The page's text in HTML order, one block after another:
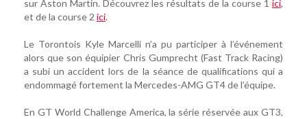
sur Aston Martin. Découvrez les résultats de la course 1 ici,
et de la course 2 ici.
Le Torontois Kyle Marcelli n’a pu participer à l’événement
alors que son équipier Chris Gumprecht (Fast Track Racing)
a subi un accident lors de la séance de qualifications qui a
endommagé fortement la Mercedes-AMG GT4 de l’équipe.
En GT World Challenge America, la série réservée aux GT3,